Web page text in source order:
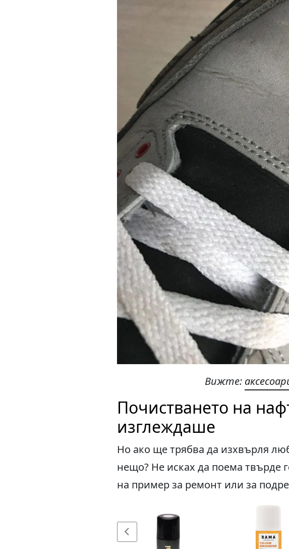
Вижте:
Почистването на
изглеждаше
Но ако ще трябва да изхвърля
нещо? Не исках да поема твърде
на пример за ремонт или за